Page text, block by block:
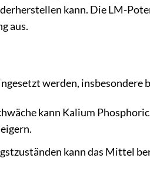
kann. Die LM-
aus.
werden, insbesondere
kann Kalium
kann das Mittel